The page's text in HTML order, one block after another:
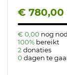
€ 780,00
€ 0,00 nog
100% bereikt
2 donaties
0 dagen te